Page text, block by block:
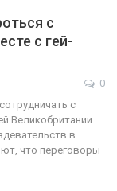
с
с гей-
0
с
Великобритании
в
что переговоры